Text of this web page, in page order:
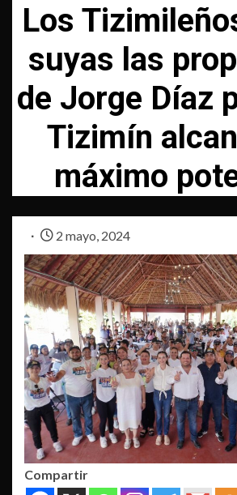
Los
suyas las
de Jorge Díaz
Tizimín
máximo
2 mayo, 2024
Compartir